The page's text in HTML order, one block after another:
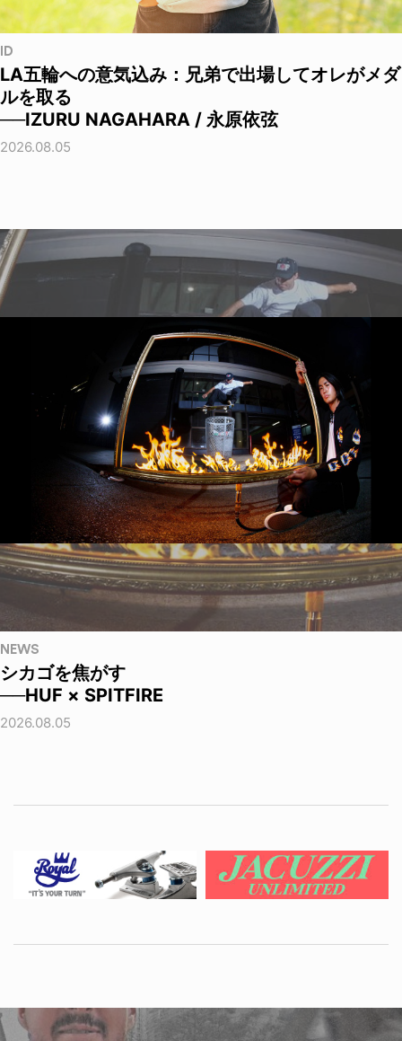
ID
LA五輪への意気込み：兄弟で出場してオレがメダ
ルを取る
──IZURU NAGAHARA / 永原依弦
2026.08.05
NEWS
シカゴを焦がす
──HUF × SPITFIRE
2026.08.05